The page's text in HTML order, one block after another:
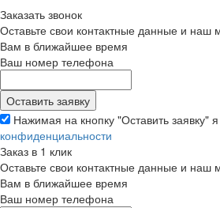
Заказать звонок
Оставьте свои контактные данные и наш
Вам в ближайшее время
Ваш номер телефона
Нажимая на кнопку "Оставить заявку"
конфиденциальности
Заказ в 1 клик
Оставьте свои контактные данные и наш
Вам в ближайшее время
Ваш номер телефона